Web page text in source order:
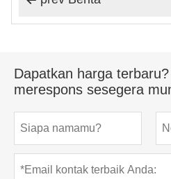
Dapatkan harga
merespons sesegera